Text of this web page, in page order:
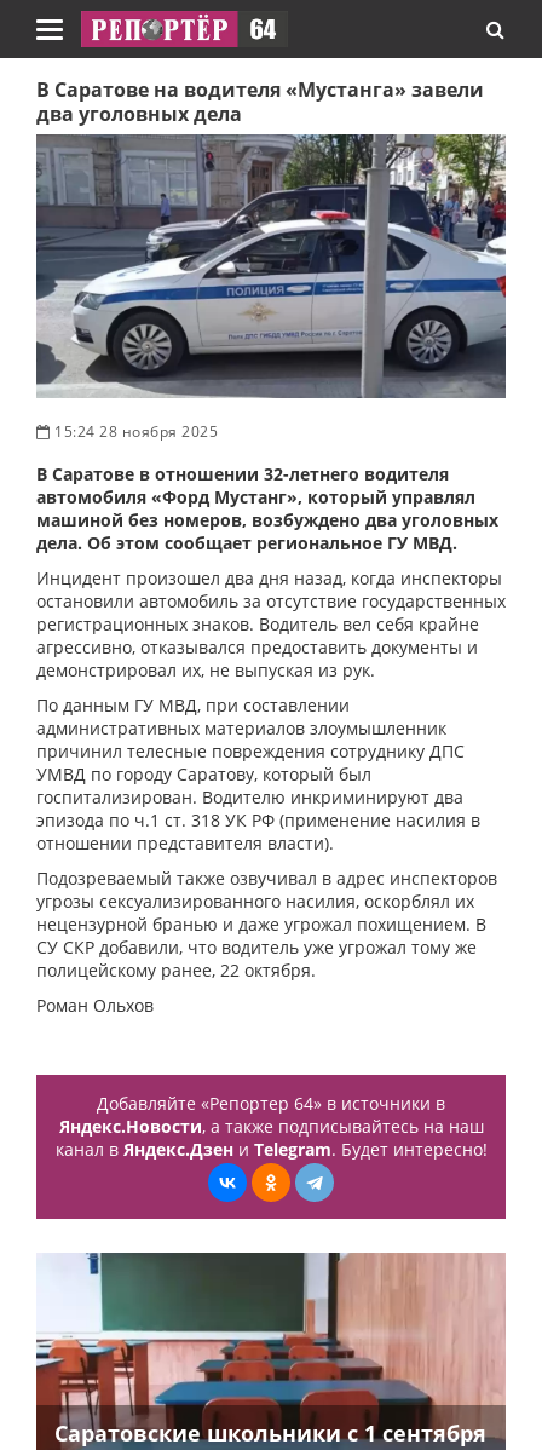
Навигация
В Саратове на водителя «Мустанга» завели
два уголовных дела
15:24 28 ноября 2025
В Саратове в отношении 32-летнего водителя
автомобиля «Форд Мустанг», который управлял
машиной без номеров, возбуждено два уголовных
дела. Об этом сообщает региональное ГУ МВД.
Инцидент произошел два дня назад, когда инспекторы
остановили автомобиль за отсутствие государственных
регистрационных знаков. Водитель вел себя крайне
агрессивно, отказывался предоставить документы и
демонстрировал их, не выпуская из рук.
По данным ГУ МВД, при составлении
административных материалов злоумышленник
причинил телесные повреждения сотруднику ДПС
УМВД по городу Саратову, который был
госпитализирован. Водителю инкриминируют два
эпизода по ч.1 ст. 318 УК РФ (применение насилия в
отношении представителя власти).
Подозреваемый также озвучивал в адрес инспекторов
угрозы сексуализированного насилия, оскорблял их
нецензурной бранью и даже угрожал похищением. В
СУ СКР добавили, что водитель уже угрожал тому же
полицейскому ранее, 22 октября.
Роман Ольхов
Добавляйте «Репортер 64» в источники в
Яндекс.Новости, а также подписывайтесь на наш
канал в Яндекс.Дзени Telegram. Будет интересно!
Саратовские школьники с 1 сентября